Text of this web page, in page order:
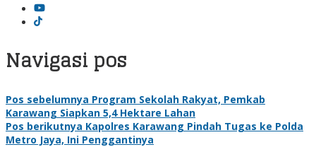
Navigasi pos
Pos sebelumnya Program Sekolah Rakyat, Pemkab
Karawang Siapkan 5,4 Hektare Lahan
Pos berikutnya Kapolres Karawang Pindah Tugas ke Polda
Metro Jaya, Ini Penggantinya